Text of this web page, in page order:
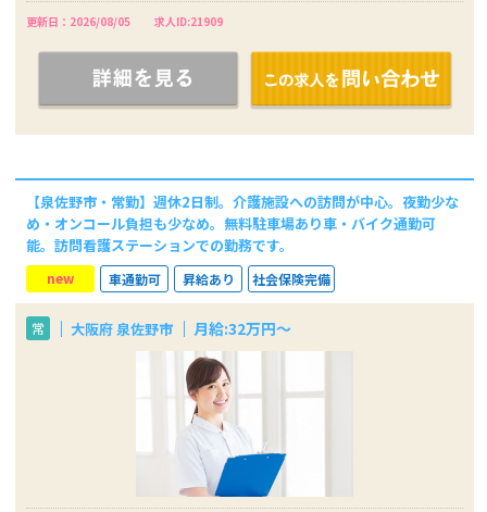
更新日：2026/08/05 求人ID:21909
【泉佐野市・常勤】週休2日制。介護施設への訪問が中心。夜勤少な
め・オンコール負担も少なめ。無料駐車場あり車・バイク通勤可
能。訪問看護ステーションでの勤務です。
new 車通勤可 昇給あり 社会保険完備
常 大阪府 泉佐野市 月給:32万円～